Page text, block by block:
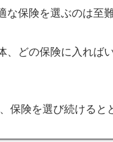
保険を選ぶのは至難
どの保険に入れば
保険を選び続けると